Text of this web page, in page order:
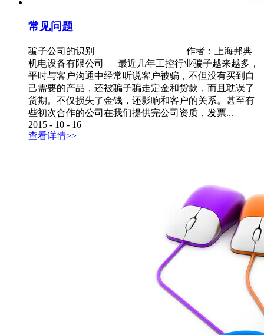
常见问题
骗子公司的识别 作者：上海邦典
机电设备有限公司 最近几年工控行业骗子越来越多，
平时与客户沟通中经常听说客户被骗，不但没有买到自
己需要的产品，还被骗子骗走定金和货款，而且耽误了
货期。不仅损失了金钱，还影响和客户的关系。甚至有
些初次合作的公司在我们提供完公司资质，发票...
2015 - 10 - 16
查看详情>>